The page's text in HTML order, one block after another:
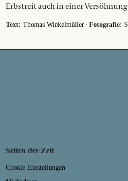
Erbstreit auch in einer
Text: Thomas Winkelmüller · Fotografie:
Seiten der Zeit
Cookie-Einstellungen